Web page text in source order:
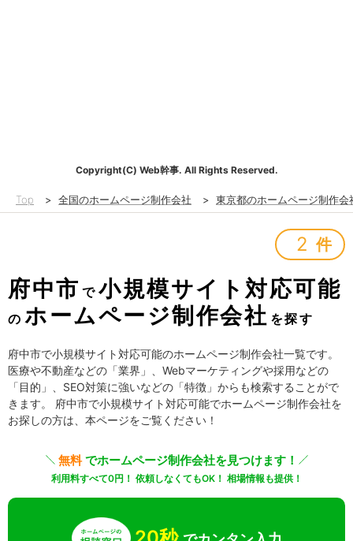
Copyright(C) Web幹事. All Rights Reserved.
Top > 全国のホームページ制作会社 > 東京都のホームページ制作会
2 件
府中市 で 小規模サイト対応可能
の ホームページ制作会社 を探す
府中市で小規模サイト対応可能のホームページ制作会社一覧です。
医療や不動産などの「業界」、Webマーケティングや採用などの
「目的」、SEO対策に強いなどの「特徴」からも検索することがで
きます。 府中市で小規模サイト対応可能でホームページ制作会社を
お探しの方は、本ページをご覧ください！
無料でホームページ制作会社を見つけます！
利用料すべて0円！ 依頼しなくてもOK！ 相場情報も提供！